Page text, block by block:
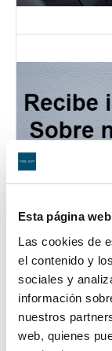
Esta página
Las cookies de
el contenido y
sociales y
información
nuestros
web, quienes